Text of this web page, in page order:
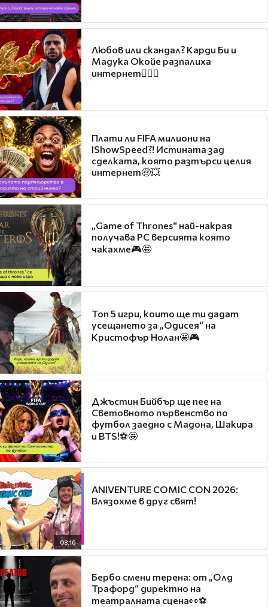
Любов или скандал? Карди Би и
Мадука Окойе разпалиха
интернет❤️‍🔥🔥
Плати ли FIFA милиони на
IShowSpeed?! Истината зад
сделката, която разтърси целия
интернет🤑💥
„Game of Thrones“ най-накрая
получава PC версията която
чакахме🎮🤩
Топ 5 игри, които ще ти дадат
усещането за „Одисея“ на
Кристофър Нолан🤩🎮
Джъстин Бийбър ще пее на
Световното първенство по
футбол заедно с Мадона, Шакира
и BTS!⚽🤩
08:16
ANIVENTURE COMIC CON 2026:
Влязохме в друг свят!
Бербо смени терена: от „Олд
Трафорд“ директно на
театралната сцена👀⚽